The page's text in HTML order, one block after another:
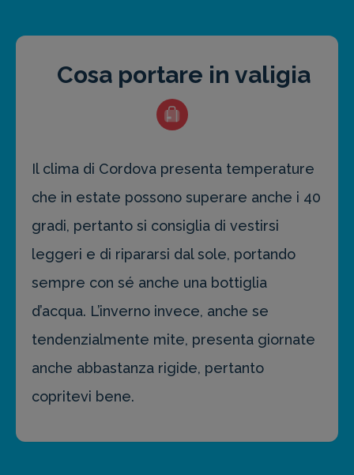
Cosa portare in valigia
Il clima di Cordova presenta temperature
che in estate possono superare anche i 40
gradi, pertanto si consiglia di vestirsi
leggeri e di ripararsi dal sole, portando
sempre con sé anche una bottiglia
d’acqua. L’inverno invece, anche se
tendenzialmente mite, presenta giornate
anche abbastanza rigide, pertanto
copritevi bene.